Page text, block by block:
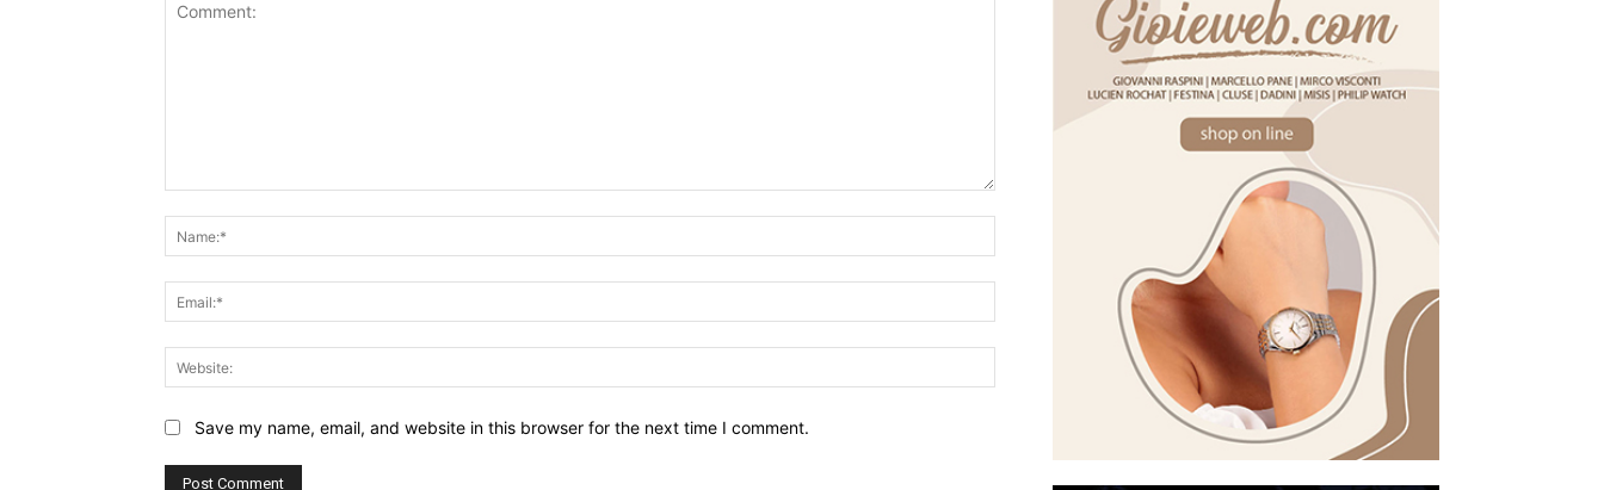
Save my name, email, and website in this browser for the next time I comment.